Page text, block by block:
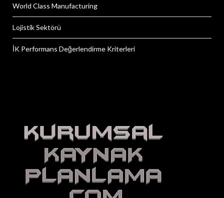
World Class Manufacturing
Lojistik Sektörü
İK Performans Değerlendirme Kriterleri